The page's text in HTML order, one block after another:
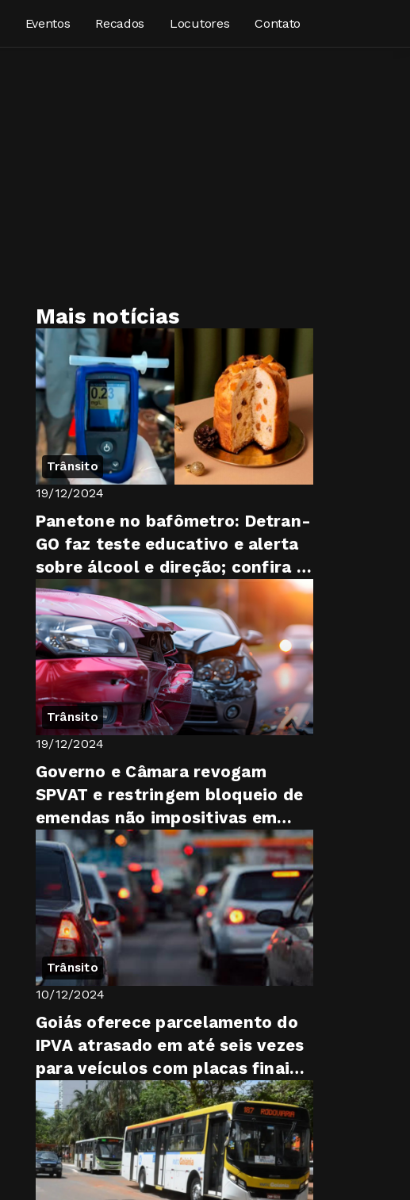
Eventos Recados Locutores Contato
Mais notícias
Trânsito
19/12/2024
Panetone no bafômetro: Detran-
GO faz teste educativo e alerta
sobre álcool e direção; confira o
vídeo
Trânsito
19/12/2024
Governo e Câmara revogam
SPVAT e restringem bloqueio de
emendas não impositivas em
acordo para pacote fiscal
Trânsito
10/12/2024
Goiás oferece parcelamento do
IPVA atrasado em até seis vezes
para veículos com placas finais 1
e 2